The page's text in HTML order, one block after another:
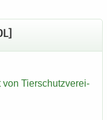
von Tier­schutz­ver­ei­